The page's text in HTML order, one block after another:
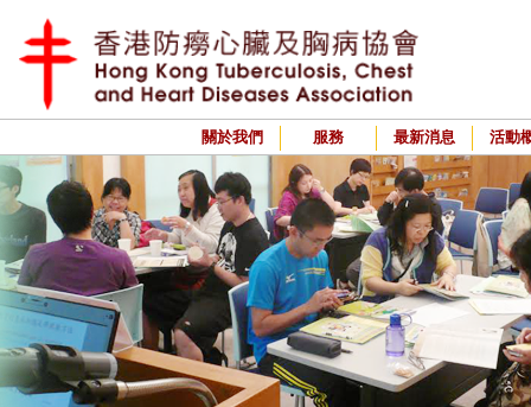
關於我們 服務 最新消息 活動